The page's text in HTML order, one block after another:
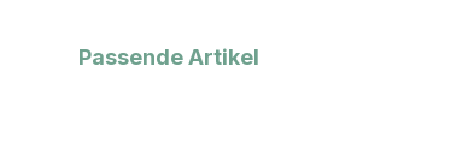
Produktgalerie überspringen
Passende Artikel